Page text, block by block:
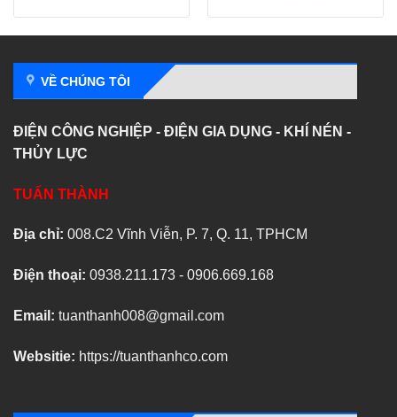
VỀ CHÚNG TÔI
ĐIỆN CÔNG NGHIỆP - ĐIỆN GIA DỤNG - KHÍ NÉN -
THỦY LỰC
TUẤN THÀNH
Địa chỉ: 008.C2 Vĩnh Viễn, P. 7, Q. 11, TPHCM
Điện thoại: 0938.211.173 - 0906.669.168
Email: tuanthanh008@gmail.com
Websitie: https://tuanthanhco.com